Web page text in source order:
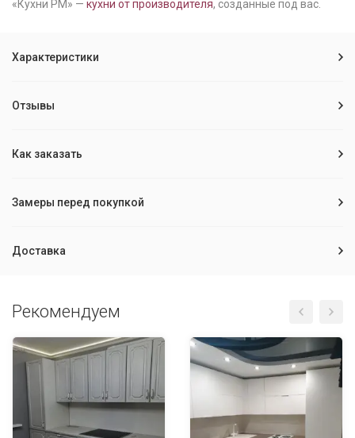
«Кухни РМ» — кухни от производителя, созданные под вас.
Характеристики
Отзывы
Как заказать
Замеры перед покупкой
Доставка
Рекомендуем